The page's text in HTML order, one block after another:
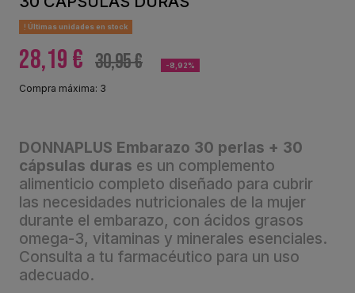
Últimas unidades en stock
28,19 € 30,95 € -8,92%
Compra máxima: 3
DONNAPLUS Embarazo 30 perlas + 30
cápsulas duras es un complemento
alimenticio completo diseñado para cubrir
las necesidades nutricionales de la mujer
durante el embarazo, con ácidos grasos
omega-3, vitaminas y minerales esenciales.
Consulta a tu farmacéutico para un uso
adecuado.